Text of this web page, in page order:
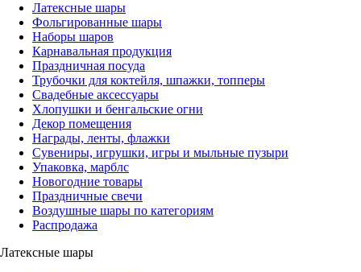
Латексные шары
Фольгированные шары
Наборы шаров
Карнавальная продукция
Праздничная посуда
Трубочки для коктейля, шпажки, топперы
Свадебные аксессуары
Хлопушки и бенгальские огни
Декор помещения
Награды, ленты, флажки
Сувениры, игрушки, игры и мыльные пузыри
Упаковка, марблс
Новогодние товары
Праздничные свечи
Воздушные шары по категориям
Распродажа
Латексные шары